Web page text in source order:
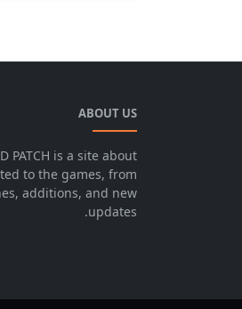
ABOUT US
PATCH is a site about
to the games, from
additions, and new
updates.